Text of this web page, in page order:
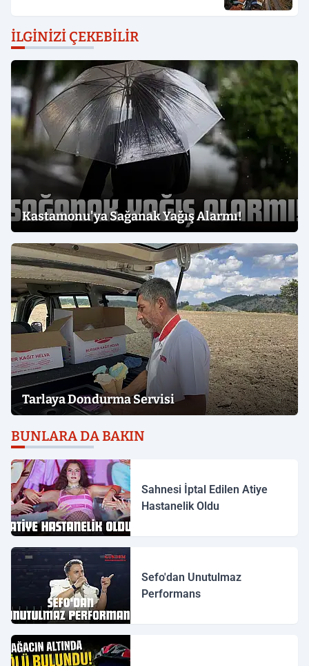
İLGINIZI ÇEKEBILIR
Kastamonu'ya Sağanak Yağış Alarmı!
Tarlaya Dondurma Servisi
BUNLARA DA BAKIN
Sahnesi İptal Edilen Atiye
Hastanelik Oldu
Sefo'dan Unutulmaz
Performans